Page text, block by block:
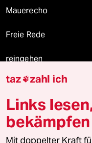
Mauerecho
Freie Rede
reingehen
Newsletter
taz zahl ich
Links
bekämpfen
Mit doppelter Kraft